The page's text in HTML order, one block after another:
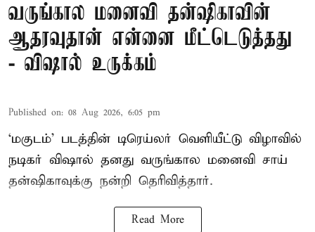
வருங்கால மனைவி தன்ஷிகாவின்
ஆதரவுதான் என்னை மீட்டெடுத்தது
- விஷால் உருக்கம்
Published on: 08 Aug 2026, 6:05 pm
‘மகுடம்’ படத்தின் டிரெய்லர் வெளியீட்டு விழாவில்
நடிகர் விஷால் தனது வருங்கால மனைவி சாய்
தன்ஷிகாவுக்கு நன்றி தெரிவித்தார்.
Read More